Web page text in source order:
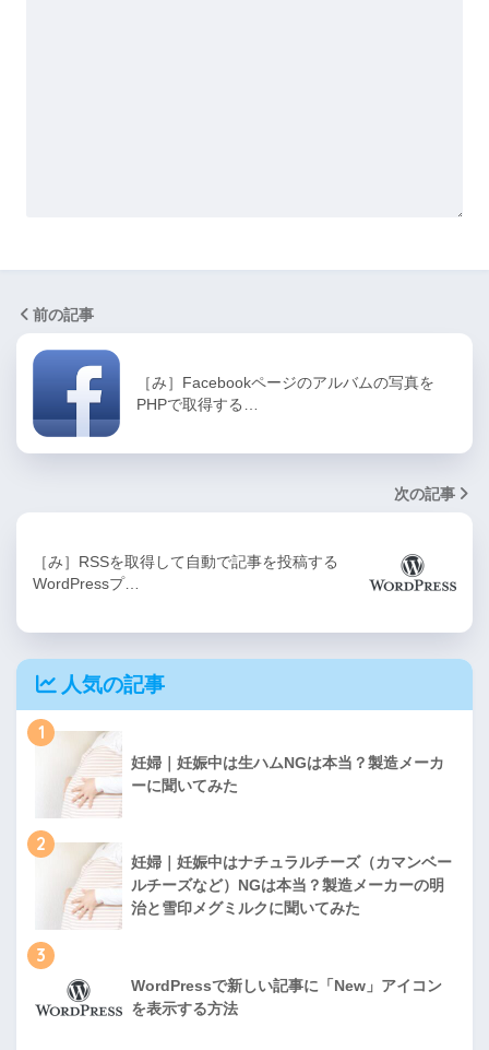
前の記事
［み］Facebookページのアルバムの写真を
PHPで取得する…
次の記事
［み］RSSを取得して自動で記事を投稿する
WordPressプ…
人気の記事
1
妊婦｜妊娠中は生ハムNGは本当？製造メーカ
ーに聞いてみた
2
妊婦｜妊娠中はナチュラルチーズ（カマンベー
ルチーズなど）NGは本当？製造メーカーの明
治と雪印メグミルクに聞いてみた
3
WordPressで新しい記事に「New」アイコン
を表示する方法